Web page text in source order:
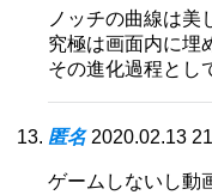
ノッチの曲線は美
究極は画面内に埋
その進化過程とし
匿名 2020.02.13
ゲームしないし動